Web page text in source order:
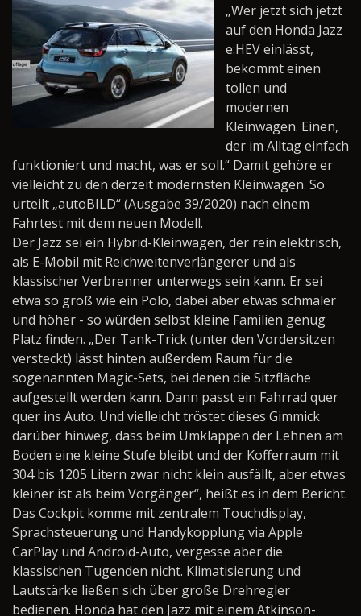
„Wer jetzt sich jetzt
auf den Honda Jazz
e:HEV einlässt,
bekommt einen
tollen und
modernen
Kleinwagen. Einen,
der im Alltag einfach
funktioniert und macht, was er soll.“ Damit gehöre er
vielleicht zu den derzeit modernsten Kleinwagen. So
urteilt „autoBILD“ (Ausgabe 39/2020) nach einem
Fahrtest mit dem neuen Modell.
Der Jazz sei ein Hybrid-Kleinwagen, der rein elektrisch,
als E-Mobil mit Reichweitenverlängerer und als
klassischer Verbrenner unterwegs sein kann. Er sei
etwa so groß wie ein Polo, dabei aber etwas schmaler
und höher - so würden selbst kleine Familien genug
Platz finden. „Der Tank-Trick (unter den Vordersitzen
versteckt) lässt hinten außerdem Raum für die
sogenannten Magic-Sets, bei denen die Sitzfläche
aufgestellt werden kann. Dann passt ein Fahrrad quer
quer ins Auto. Und vielleicht tröstet dieses Gimmick
darüber hinweg, dass beim Umklappen der Lehnen am
Boden eine kleine Stufe bleibt und der Kofferraum mit
304 bis 1205 Litern zwar nicht klein ausfällt, aber etwas
kleiner ist als beim Vorgänger“, heißt es in dem Bericht.
Das Cockpit komme mit zentralem Touchdisplay,
Sprachsteuerung und Handykopplung via Apple
CarPlay und Android-Auto, vergesse aber die
klassischen Tugenden nicht. Klimatisierung und
Lautstärke ließen sich über große Drehregler
bedienen. Honda hat den Jazz mit einem Atkinson-